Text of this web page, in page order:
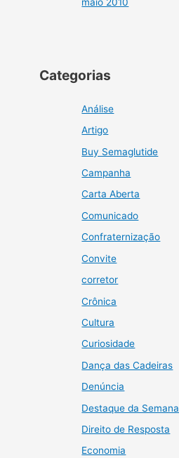
maio 2010
Categorias
Análise
Artigo
Buy Semaglutide
Campanha
Carta Aberta
Comunicado
Confraternização
Convite
corretor
Crônica
Cultura
Curiosidade
Dança das Cadeiras
Denúncia
Destaque da Semana
Direito de Resposta
Economia